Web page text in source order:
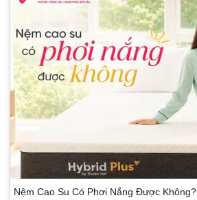
Nệm Cao Su Có Phơi Nắng Được Không?